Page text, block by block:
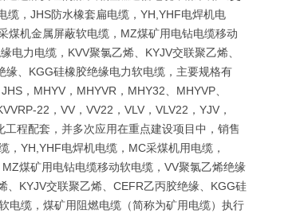
缆，JHS防水橡套扁电缆，YH,YHF电焊机电
煤机金属屏蔽软电缆，MZ煤矿用电钻电缆移动
力电缆，KVV聚氯乙烯、KYJV交联聚乙烯、
、KGG硅橡胶绝缘电力软电缆，主要规格有
，MHYV，MHYVR，MHY32、MHYVP、
22，VV，VV22，VLV，VLV22，YJV，
程配套，并多次应用在重点建设项目中，销售
YH,YHF电焊机电缆，MC采煤机用电缆，
煤矿用电钻电缆移动软电缆，VV聚氯乙烯绝缘
、KYJV交联聚乙烯、CEFR乙丙胶绝缘、KGG硅
电缆，煤矿用阻燃电缆（简称为矿用电缆）执行